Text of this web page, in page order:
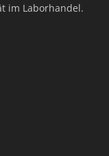
im Laborhandel.